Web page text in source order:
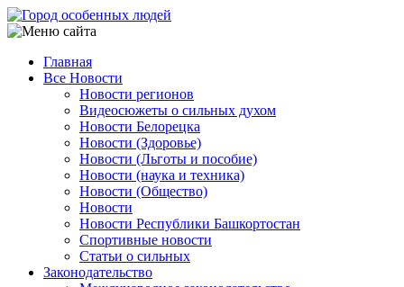
Перейти
к
содержанию
Main
navigation
Главная
Все Новости
Новости регионов
Видеосюжеты о сильных духом
Новости Белорецка
Новости (Здоровье)
Новости (Льготы и пособие)
Новости (наука и техника)
Новости (Общество)
Новости
Новости Республики Башкортостан
Спортивные новости
Статьи о сильных
Законодательство